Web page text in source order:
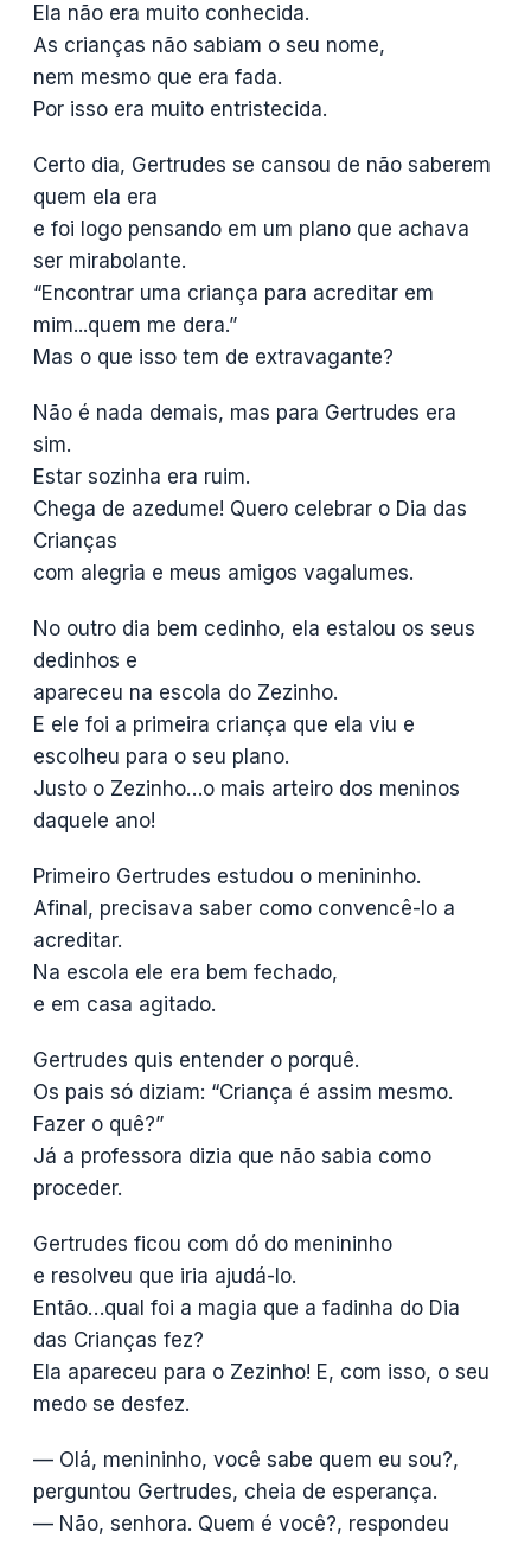
Ela não era muito conhecida.
As crianças não sabiam o seu nome,
nem mesmo que era fada.
Por isso era muito entristecida.
Certo dia, Gertrudes se cansou de não saberem
quem ela era
e foi logo pensando em um plano que achava
ser mirabolante.
“Encontrar uma criança para acreditar em
mim...quem me dera.”
Mas o que isso tem de extravagante?
Não é nada demais, mas para Gertrudes era
sim.
Estar sozinha era ruim.
Chega de azedume! Quero celebrar o Dia das
Crianças
com alegria e meus amigos vagalumes.
No outro dia bem cedinho, ela estalou os seus
dedinhos e
apareceu na escola do Zezinho.
E ele foi a primeira criança que ela viu e
escolheu para o seu plano.
Justo o Zezinho…o mais arteiro dos meninos
daquele ano!
Primeiro Gertrudes estudou o menininho.
Afinal, precisava saber como convencê-lo a
acreditar.
Na escola ele era bem fechado,
e em casa agitado.
Gertrudes quis entender o porquê.
Os pais só diziam: “Criança é assim mesmo.
Fazer o quê?”
Já a professora dizia que não sabia como
proceder.
Gertrudes ficou com dó do menininho
e resolveu que iria ajudá-lo.
Então…qual foi a magia que a fadinha do Dia
das Crianças fez?
Ela apareceu para o Zezinho! E, com isso, o seu
medo se desfez.
— Olá, menininho, você sabe quem eu sou?,
perguntou Gertrudes, cheia de esperança.
— Não, senhora. Quem é você?, respondeu